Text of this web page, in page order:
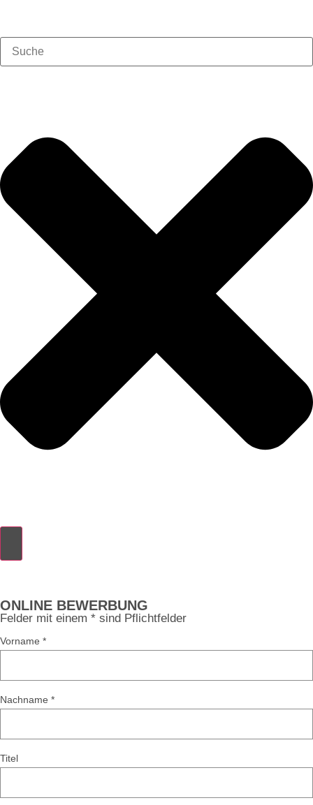
ONLINE BEWERBUNG
Felder mit einem * sind Pflichtfelder
Vorname *
Nachname *
Titel